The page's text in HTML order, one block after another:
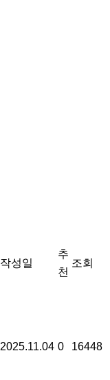
작성일
추
천
조회
2025.11.04 0 16448